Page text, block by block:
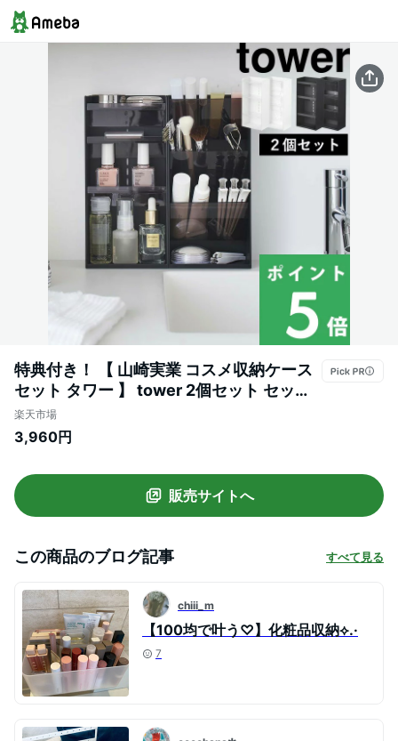
特典付き！ 【 山崎実業 コスメ収納ケース
セット タワー 】 tower 2個セット セット
SET コスメ収納 メイク収納 メイク道具 メ
イクボックス コスメ 化粧品 化粧道具 ケー
式 白 黒 5601 5602 5603 5604
YAMAZAKI
楽天市場
3,960円
販売サイトへ
この商品のブログ記事 すべて見る
chiii_m
【100均で叶う♡】化粧品収納⟡.·
7